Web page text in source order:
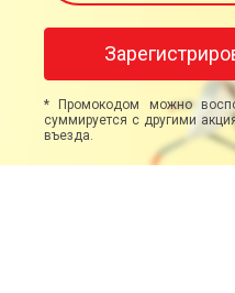
* Промокодом можно
суммируется с другими
въезда.